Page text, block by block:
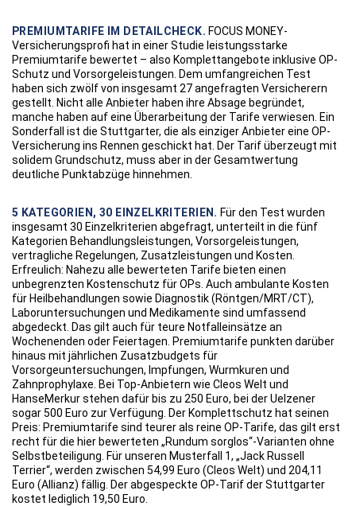
PREMIUMTARIFE IM DETAILCHECK. FOCUS MONEY-
Versicherungsprofi hat in einer Studie leistungsstarke
Premiumtarife bewertet – also Komplettangebote inklusive OP-
Schutz und Vorsorgeleistungen. Dem umfangreichen Test
haben sich zwölf von insgesamt 27 angefragten Versicherern
gestellt. Nicht alle Anbieter haben ihre Absage begründet,
manche haben auf eine Überarbeitung der Tarife verwiesen. Ein
Sonderfall ist die Stuttgarter, die als einziger Anbieter eine OP-
Versicherung ins Rennen geschickt hat. Der Tarif überzeugt mit
solidem Grundschutz, muss aber in der Gesamtwertung
deutliche Punktabzüge hinnehmen.
5 KATEGORIEN, 30 EINZELKRITERIEN. Für den Test wurden
insgesamt 30 Einzelkriterien abgefragt, unterteilt in die fünf
Kategorien Behandlungsleistungen, Vorsorgeleistungen,
vertragliche Regelungen, Zusatzleistungen und Kosten.
Erfreulich: Nahezu alle bewerteten Tarife bieten einen
unbegrenzten Kostenschutz für OPs. Auch ambulante Kosten
für Heilbehandlungen sowie Diagnostik (Röntgen/MRT/CT),
Laboruntersuchungen und Medikamente sind umfassend
abgedeckt. Das gilt auch für teure Notfalleinsätze an
Wochenenden oder Feiertagen. Premiumtarife punkten darüber
hinaus mit jährlichen Zusatzbudgets für
Vorsorgeuntersuchungen, Impfungen, Wurmkuren und
Zahnprophylaxe. Bei Top-Anbietern wie Cleos Welt und
HanseMerkur stehen dafür bis zu 250 Euro, bei der Uelzener
sogar 500 Euro zur Verfügung. Der Komplettschutz hat seinen
Preis: Premiumtarife sind teurer als reine OP-Tarife, das gilt erst
recht für die hier bewerteten „Rundum sorglos“-Varianten ohne
Selbstbeteiligung. Für unseren Musterfall 1, „Jack Russell
Terrier“, werden zwischen 54,99 Euro (Cleos Welt) und 204,11
Euro (Allianz) fällig. Der abgespeckte OP-Tarif der Stuttgarter
kostet lediglich 19,50 Euro.